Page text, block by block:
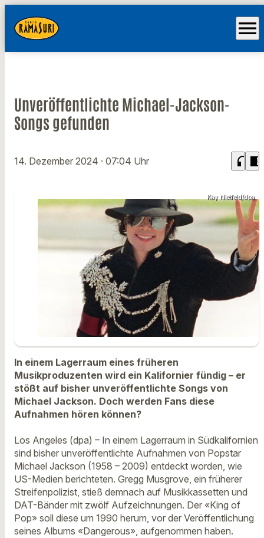
menu
Unveröffentlichte Michael-Jackson-
Songs gefunden
14. Dezember 2024 · 07:04 Uhr headphones chrome_reader_mode
Kay Nietfeld/dpa
In einem Lagerraum eines früheren
Musikproduzenten wird ein Kalifornier fündig – er
stößt auf bisher unveröffentlichte Songs von
Michael Jackson. Doch werden Fans diese
Aufnahmen hören können?
Los Angeles (dpa) – In einem Lagerraum in Südkalifornien
sind bisher unveröffentlichte Aufnahmen von Popstar
Michael Jackson (1958 – 2009) entdeckt worden, wie
US-Medien berichteten. Gregg Musgrove, ein früherer
Streifenpolizist, stieß demnach auf Musikkassetten und
DAT-Bänder mit zwölf Aufzeichnungen. Der «King of
Pop» soll diese um 1990 herum, vor der Veröffentlichung
seines Albums «Dangerous», aufgenommen haben.